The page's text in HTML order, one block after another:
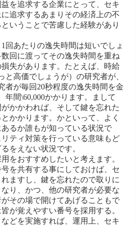
を追求する企業にとって、セキ
追求するあまりその経済上の不
いうことで苦慮した経験があり
回あたりの逸失時間は短いでしょ
回に渡ってその逸失時間を重ね
失があります。たとえば、時給
と高価でしょうが）の研究者が、
者が毎回20秒程度の逸失時間を金
年間\60,000かかります。まして
かかわれば、そして鍵を忘れた
かかります。かといって、よく
るか誰もが知っている状況で
ティ対策を行っている意味もど
をえない状況です。
をおすすめしたいと考えます。
を共有する事にしておけば、セ
ますし、鍵を忘れたので取りに
り、かつ、他の研究者が必要な
その場で開けてあげることもで
が覚えやすい番号を採用する。
どを実施すれば、運用上、セキ